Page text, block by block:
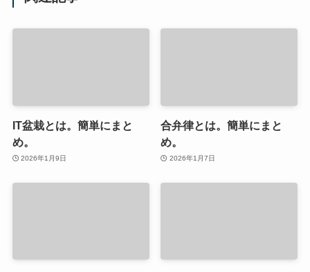
IT盆栽とは。簡単にまと
め。
2026年1月9日
合弁律とは。簡単にまと
め。
2026年1月7日